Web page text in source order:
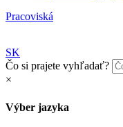
Pracoviská
SK
Čo si prajete vyhľadať?
×
Výber jazyka